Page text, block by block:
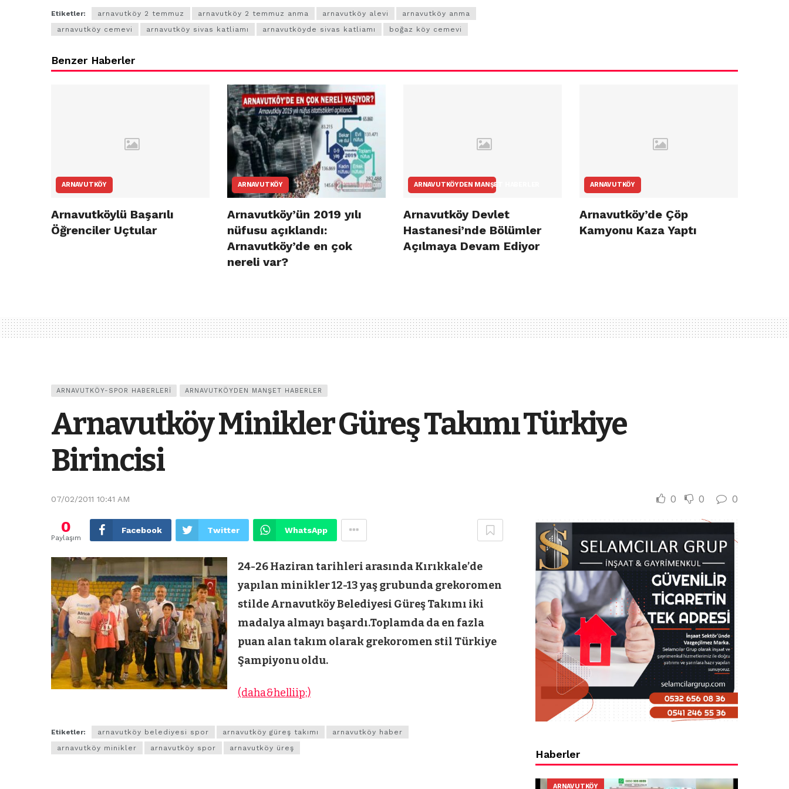
Etiketler: arnavutköy 2 temmuz arnavutköy 2 temmuz anma arnavutköy alevi
arnavutköy anma
arnavutköy cemevi
arnavutköy sivas katliamı arnavutköyde sivas katliamı boğaz köy cemevi
Benzer Haberler
ARNAVUTKÖY
Arnavutköylü Başarılı
Öğrenciler Uçtular
ARNAVUTKÖY
Arnavutköy’ün 2019 yılı
nüfusu açıklandı:
Arnavutköy’de en çok
nereli var?
ARNAVUTKÖYDEN MANŞET HABERLER
Arnavutköy Devlet
Hastanesi’nde Bölümler
Açılmaya Devam Ediyor
ARNAVUTKÖY
Arnavutköy’de Çöp
Kamyonu Kaza Yaptı
ARNAVUTKÖY-SPOR HABERLERI ARNAVUTKÖYDEN MANŞET HABERLER
Arnavutköy Minikler Güreş Takımı Türkiye
Birincisi
07/02/2011 10:41 AM 0 0 0
0
Paylaşım
Facebook Twitter WhatsApp
24-26 Haziran tarihleri arasında Kırıkkale’de
yapılan minikler 12-13 yaş grubunda grekoromen
stildeArnavutköy Belediyesi Güreş Takımı iki
madalya almayı başardı.Toplamda da en fazla
puan alan takım olarak grekoromen stil Türkiye
Şampiyonu oldu.
(daha&helliip;)
Etiketler: arnavutköy belediyesi spor arnavutköy güreş takımı
arnavutköy haber
arnavutköy minikler
arnavutköy spor arnavutköy üreş
Haberler
ARNAVUTKÖY